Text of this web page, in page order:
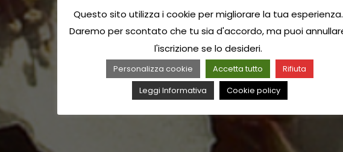
Questo sito utilizza i cookie per migliorare la tua esperienza.
Daremo per scontato che tu sia d'accordo, ma puoi
l'iscrizione se lo desideri.
Personalizza cookie Accetta tutto
Rifiuta
Leggi Informativa
Cookie policy